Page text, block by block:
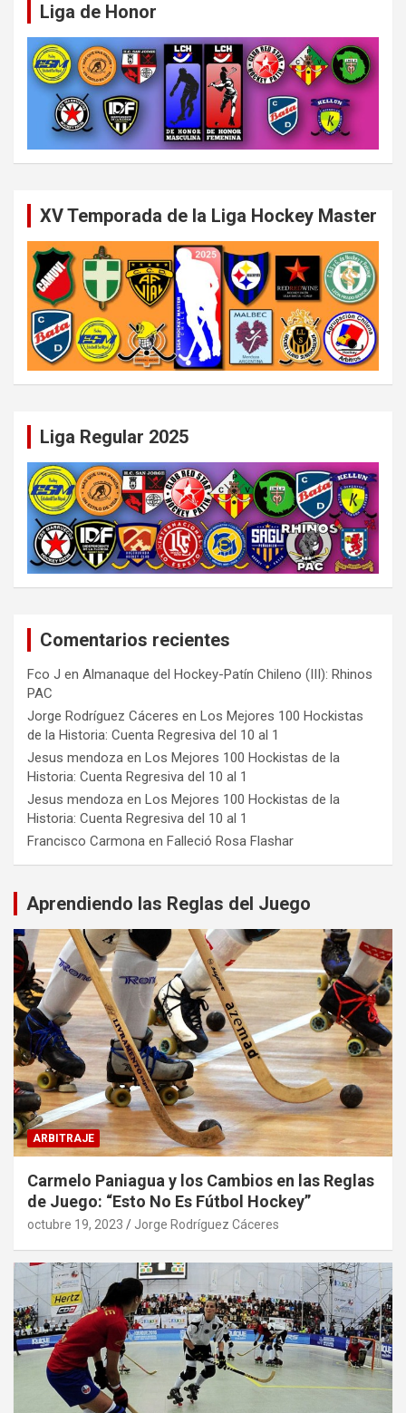
Liga de Honor
XV Temporada de la Liga Hockey Master
Liga Regular 2025
Comentarios recientes
Fco J en Almanaque del Hockey-Patín Chileno (III): Rhinos
PAC
Jorge Rodríguez Cáceres en Los Mejores 100 Hockistas
de la Historia: Cuenta Regresiva del 10 al 1
Jesus mendoza en Los Mejores 100 Hockistas de la
Historia: Cuenta Regresiva del 10 al 1
Jesus mendoza en Los Mejores 100 Hockistas de la
Historia: Cuenta Regresiva del 10 al 1
Francisco Carmona en Falleció Rosa Flashar
Aprendiendo las Reglas del Juego
ARBITRAJE
Carmelo Paniagua y los Cambios en las Reglas
de Juego: “Esto No Es Fútbol Hockey”
octubre 19, 2023 Jorge Rodríguez Cáceres